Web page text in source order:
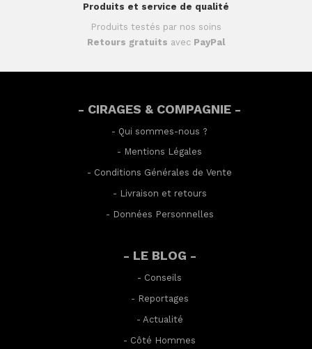
Produits et service de qualité
Produits testés par nos soins
Retours gratuits avec PayPal
- CIRAGES & COMPAGNIE -
- Qui sommes-nous ?
- Mentions Légales
- Conditions Générales de Vente
- Livraison et retours
- Données Personnelles
- LE BLOG -
- Conseils
- Reportages
- Actualité
- Côté Hommes